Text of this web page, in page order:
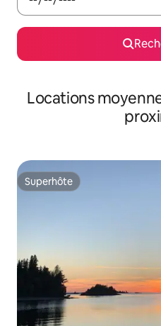
Locations
Superhôte
Superhôte